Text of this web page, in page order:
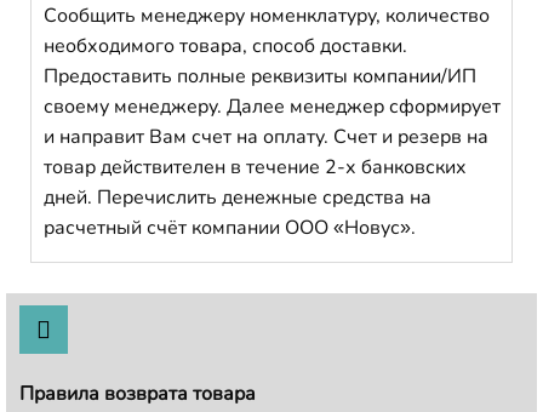
Сообщить менеджеру номенклатуру, количество
необходимого товара, способ доставки.
Предоставить полные реквизиты компании/ИП
своему менеджеру. Далее менеджер сформирует
и направит Вам счет на оплату. Счет и резерв на
товар действителен в течение 2-х банковских
дней. Перечислить денежные средства на
расчетный счёт компании ООО «Новус».
Правила возврата товара